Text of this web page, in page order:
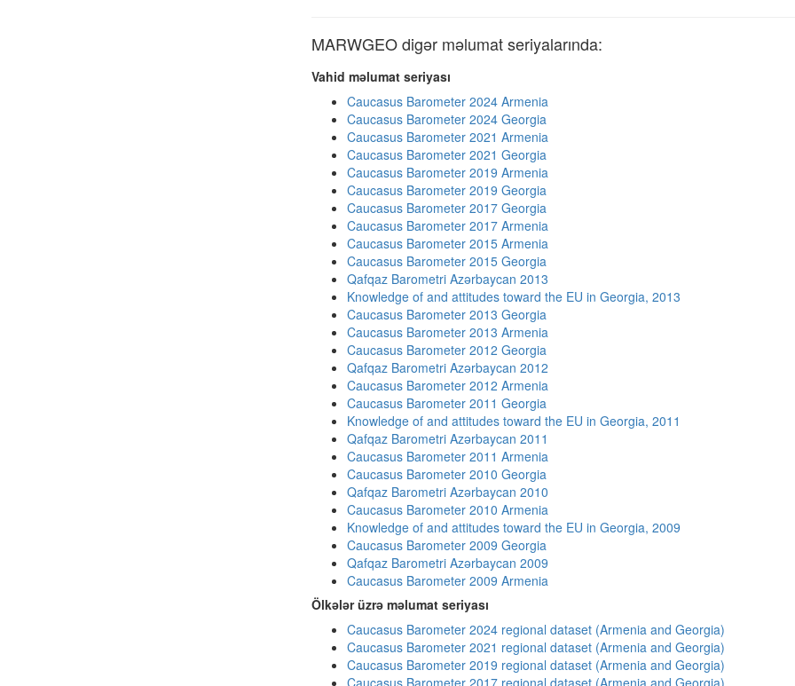
MARWGEO digər məlumat seriyalarında:
Vahid məlumat seriyası
Caucasus Barometer 2024 Armenia
Caucasus Barometer 2024 Georgia
Caucasus Barometer 2021 Armenia
Caucasus Barometer 2021 Georgia
Caucasus Barometer 2019 Armenia
Caucasus Barometer 2019 Georgia
Caucasus Barometer 2017 Georgia
Caucasus Barometer 2017 Armenia
Caucasus Barometer 2015 Armenia
Caucasus Barometer 2015 Georgia
Qafqaz Barometri Azərbaycan 2013
Knowledge of and attitudes toward the EU in Georgia, 2013
Caucasus Barometer 2013 Georgia
Caucasus Barometer 2013 Armenia
Caucasus Barometer 2012 Georgia
Qafqaz Barometri Azərbaycan 2012
Caucasus Barometer 2012 Armenia
Caucasus Barometer 2011 Georgia
Knowledge of and attitudes toward the EU in Georgia, 2011
Qafqaz Barometri Azərbaycan 2011
Caucasus Barometer 2011 Armenia
Caucasus Barometer 2010 Georgia
Qafqaz Barometri Azərbaycan 2010
Caucasus Barometer 2010 Armenia
Knowledge of and attitudes toward the EU in Georgia, 2009
Caucasus Barometer 2009 Georgia
Qafqaz Barometri Azərbaycan 2009
Caucasus Barometer 2009 Armenia
Ölkələr üzrə məlumat seriyası
Caucasus Barometer 2024 regional dataset (Armenia and Georgia)
Caucasus Barometer 2021 regional dataset (Armenia and Georgia)
Caucasus Barometer 2019 regional dataset (Armenia and Georgia)
Caucasus Barometer 2017 regional dataset (Armenia and Georgia)